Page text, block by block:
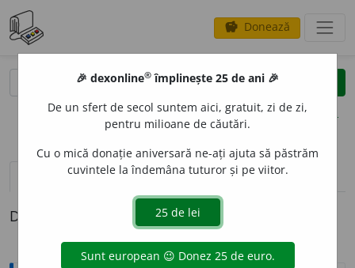
savings Donează
clear
opțiuni
definiții (1) pronunțievolume_up (46)
Definiția cu ID-ul 206485:
🎉 dexonline® împlinește 25 de ani 🎉
De un sfert de secol suntem aici, gratuit, zi de zi,
pentru milioane de căutări.
Cu o mică donație aniversară ne-ați ajuta să păstrăm
cuvintele la îndemâna tuturor și pe viitor.